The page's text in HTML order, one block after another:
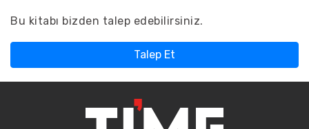
Bu kitabı bizden talep edebilirsiniz.
Talep Et